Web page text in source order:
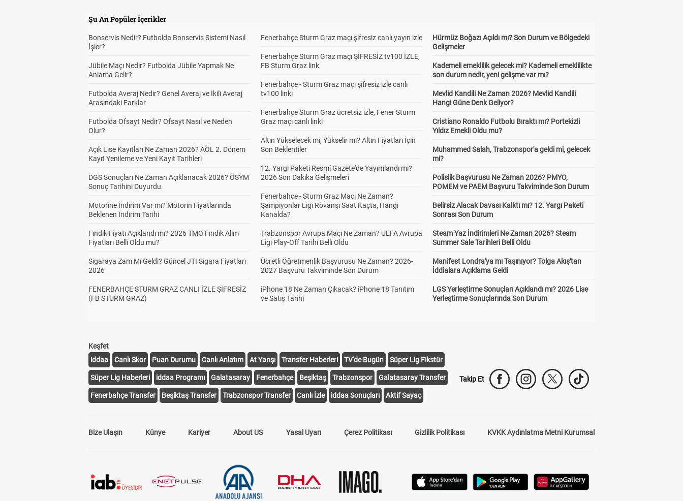
Şu An Popüler İçerikler
Bonservis Nedir? Futbolda Bonservis Sistemi Nasıl
İşler?
Jübile Maçı Nedir? Futbolda Jübile Yapmak Ne
Anlama Gelir?
Futbolda Averaj Nedir? Genel Averaj ve İkili Averaj
Arasındaki Farklar
Futbolda Ofsayt Nedir? Ofsayt Nasıl ve Neden
Olur?
Açık Lise Kayıtları Ne Zaman 2026? AÖL 2. Dönem
Kayıt Yenileme ve Yeni Kayıt Tarihleri
DGS Sonuçları Ne Zaman Açıklanacak 2026? ÖSYM
Sonuç Tarihini Duyurdu
Motorine İndirim Var mı? Motorin Fiyatlarında
Beklenen İndirim Tarihi
Fındık Fiyatı Açıklandı mı? 2026 TMO Fındık Alım
Fiyatları Belli Oldu mu?
Sigaraya Zam Mı Geldi? Güncel JTI Sigara Fiyatları
2026
FENERBAHÇE STURM GRAZ CANLI İZLE ŞİFRESİZ
(FB STURM GRAZ)
Fenerbahçe Sturm Graz maçı şifresiz canlı yayın izle
Fenerbahçe Sturm Graz maçı ŞİFRESİZ tv100 İZLE,
FB Sturm Graz link
Fenerbahçe - Sturm Graz maçı şifresiz izle canlı
tv100 linki
Fenerbahçe Sturm Graz ücretsiz izle, Fener Sturm
Graz maçı canlı linki
Altın Yükselecek mi, Yükselir mi? Altın Fiyatları İçin
Son Beklentiler
12. Yargı Paketi Resmî Gazete'de Yayımlandı mı?
2026 Son Dakika Gelişmeleri
Fenerbahçe - Sturm Graz Maçı Ne Zaman?
Şampiyonlar Ligi Rövanşı Saat Kaçta, Hangi
Kanalda?
Trabzonspor Avrupa Maçı Ne Zaman? UEFA Avrupa
Ligi Play-Off Tarihi Belli Oldu
Ücretli Öğretmenlik Başvurusu Ne Zaman? 2026-
2027 Başvuru Takviminde Son Durum
iPhone 18 Ne Zaman Çıkacak? iPhone 18 Tanıtım
ve Satış Tarihi
Hürmüz Boğazı Açıldı mı? Son Durum ve Bölgedeki
Gelişmeler
Kademeli emeklilik gelecek mi? Kademeli emeklilikte
son durum nedir, yeni gelişme var mı?
Mevlid Kandili Ne Zaman 2026? Mevlid Kandili
Hangi Güne Denk Geliyor?
Cristiano Ronaldo Futbolu Bıraktı mı? Portekizli
Yıldız Emekli Oldu mu?
Muhammed Salah, Trabzonspor'a geldi mi, gelecek
mi?
Polislik Başvurusu Ne Zaman 2026? PMYO,
POMEM ve PAEM Başvuru Takviminde Son Durum
Belirsiz Alacak Davası Kalktı mı? 12. Yargı Paketi
Sonrası Son Durum
Steam Yaz İndirimleri Ne Zaman 2026? Steam
Summer Sale Tarihleri Belli Oldu
Manifest Londra'ya mı Taşınıyor? Tolga Akış'tan
İddialara Açıklama Geldi
LGS Yerleştirme Sonuçları Açıklandı mı? 2026 Lise
Yerleştirme Sonuçlarında Son Durum
Keşfet
iddaa
Canlı Skor Puan Durumu Canlı Anlatım At Yarışı Transfer Haberleri TV'de Bugün Süper Lig Fikstür
Süper Lig Haberleri iddaa Programı Galatasaray Fenerbahçe Beşiktaş Trabzonspor Galatasaray Transfer
Fenerbahçe Transfer Beşiktaş Transfer Trabzonspor Transfer Canlı İzle iddaa Sonuçları Aktif Sayaç
Takip Et
Bize Ulaşın Künye Kariyer About US Yasal Uyarı Çerez Politikası Gizlilik Politikası KVKK Aydınlatma Metni Kurumsal